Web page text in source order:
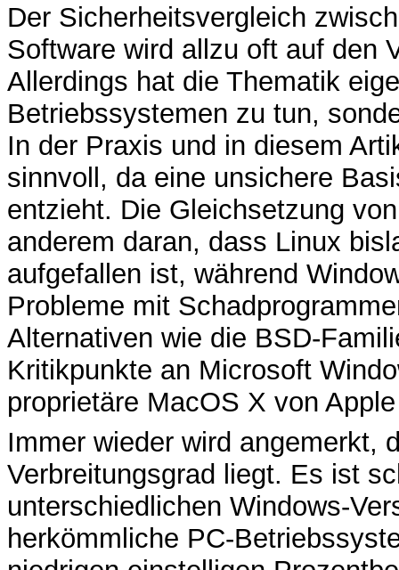
Der Sicherheitsvergleich
Software wird allzu oft auf den
Allerdings hat die Thematik
Betriebssystemen zu tun,
In der Praxis und in diesem
sinnvoll, da eine unsichere
entzieht. Die Gleichsetzung
anderem daran, dass Linux
aufgefallen ist, während
Probleme mit
Alternativen wie die BSD-
Kritikpunkte an Microsoft
proprietäre MacOS X von
Immer wieder wird angemerkt,
Verbreitungsgrad liegt. Es ist
unterschiedlichen Windows-
herkömmliche PC-